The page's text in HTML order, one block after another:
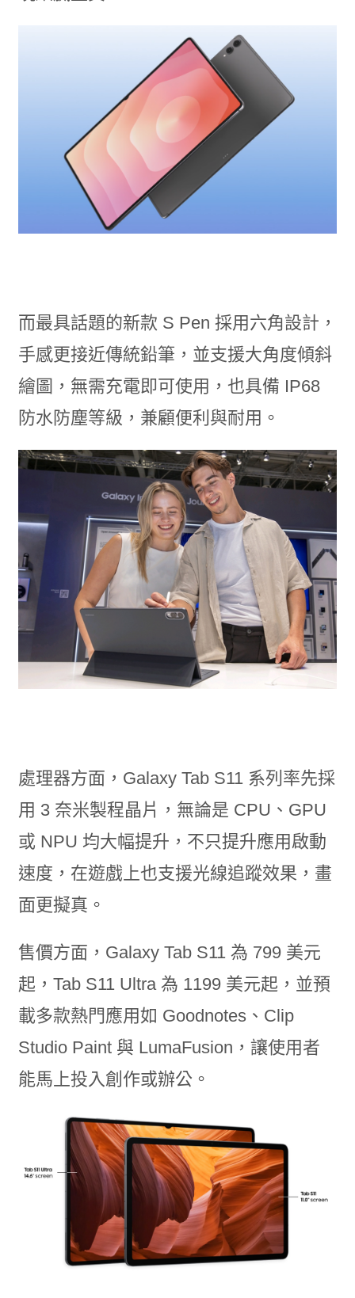
而最具話題的新款 S Pen 採用六角設計，
手感更接近傳統鉛筆，並支援大角度傾斜
繪圖，無需充電即可使用，也具備 IP68
防水防塵等級，兼顧便利與耐用。
處理器方面，Galaxy Tab S11 系列率先採
用 3 奈米製程晶片，無論是 CPU、GPU
或 NPU 均大幅提升，不只提升應用啟動
速度，在遊戲上也支援光線追蹤效果，畫
面更擬真。
售價方面，Galaxy Tab S11 為 799 美元
起，Tab S11 Ultra 為 1199 美元起，並預
載多款熱門應用如 Goodnotes、Clip
Studio Paint 與 LumaFusion，讓使用者
能馬上投入創作或辦公。